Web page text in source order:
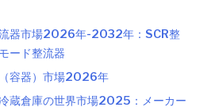
器市場2026年-2032年：SCR整
ード整流器
容器）市場2026年
蔵倉庫の世界市場2025：メーカー